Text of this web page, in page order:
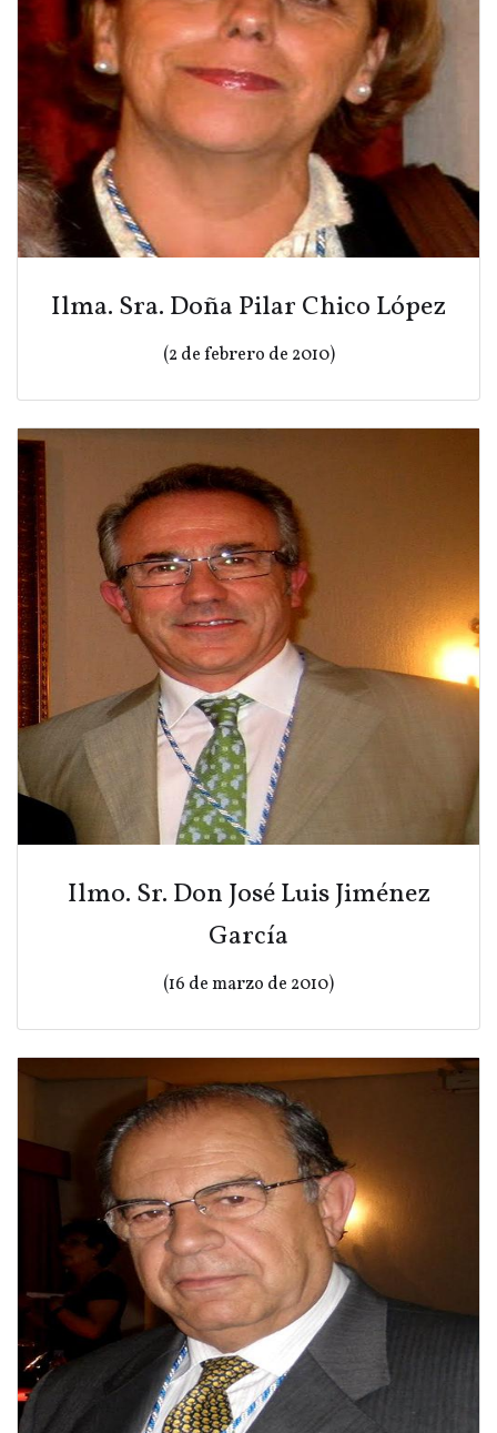
Ilma. Sra. Doña Pilar Chico López
(2 de febrero de 2010)
Ilmo. Sr. Don José Luis Jiménez
García
(16 de marzo de 2010)